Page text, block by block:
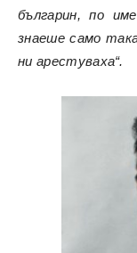
българин, по
знаеше само
ни арестуваха“.